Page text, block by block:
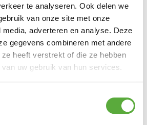
te analyseren. Ook delen we
van onze site met onze
adverteren en analyse. Deze
gegevens combineren met andere
heeft verstrekt of die ze hebben
uw gebruik van hun services.
met Trusted Shops
accessoires ,Weber
Weber